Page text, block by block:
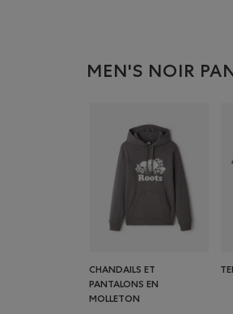
MEN'S NOIR
CHANDAILS ET
PANTALONS EN
MOLLETON